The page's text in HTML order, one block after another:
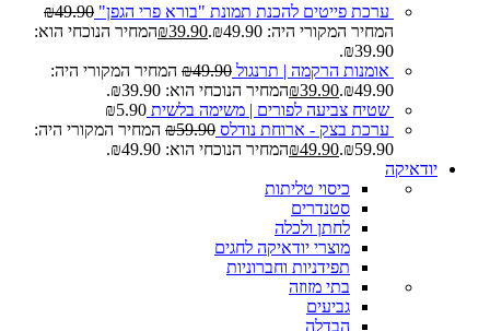
ערכת פייטים להכנת תמונת "בורא פרי הגפן" ₪49.90
המחיר המקורי היה: ₪49.90.
₪39.90
המחיר הנוכחי הוא:
₪39.90.
אומנות הרקמה | תרנגול
₪49.90
המחיר המקורי היה:
₪49.90.
₪39.90
המחיר הנוכחי הוא: ₪39.90.
שטיח צביעה לפורים | משימה בלשית
₪5.90
ערכת בצק - ארוחת נודלס
₪59.90
המחיר המקורי היה:
₪59.90.
₪49.90
המחיר הנוכחי הוא: ₪49.90.
יודאיקה
כיסוי טליתות
סטנדרים
לחתן ולכלה
מוצרי יודאיקה לחגים
תפידניות וחברוניות
בתי מזוזה
גביעים
הבדלה